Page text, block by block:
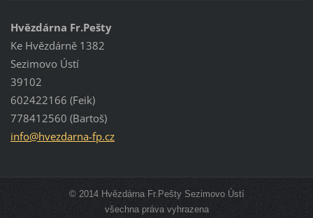
Hvězdárna Fr.Pešty
Ke Hvězdárně 1382
Sezimovo Ústí
39102
602422166 (Feik)
778412560 (Bartoš)
info@hvezdarna-fp.cz
© 2014 Hvězdárna Fr.Pešty Sezimovo Ústí
všechna práva vyhrazena